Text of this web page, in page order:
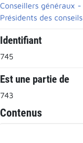
Conseillers généraux
Présidents des
Identifiant
745
Est une partie de
743
Contenus